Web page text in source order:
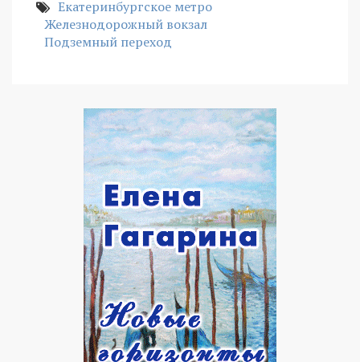
Екатеринбургское метро
Железнодорожный вокзал
Подземный переход